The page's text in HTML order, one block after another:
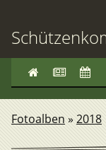
Fotoalben » 2018